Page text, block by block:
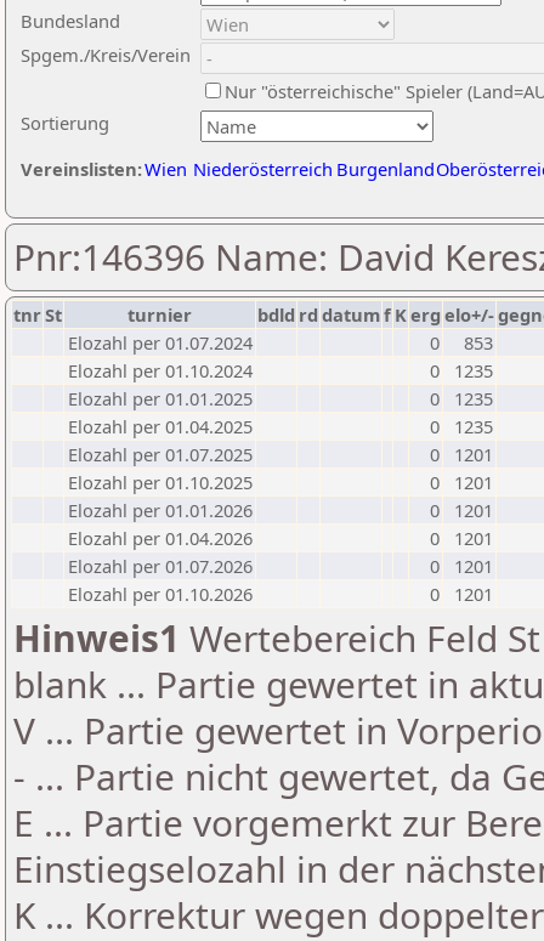
Sortierung
Bundesland
Spgem./Kreis/Verein
Nur "österreichische" Spieler
Vereinslisten:Wien Niederösterreich Burgenland
Pnr:146396 Name: David
tnrSt turnier bdld rd datumf Kerg elo+/-
Elozahl per 01.07.2024
0
853
Elozahl per 01.10.2024
0
1235
Elozahl per 01.01.2025
0
1235
Elozahl per 01.04.2025
0
1235
Elozahl per 01.07.2025
0
1201
Elozahl per 01.10.2025
0
1201
Elozahl per 01.01.2026
0
1201
Elozahl per 01.04.2026
0
1201
Elozahl per 01.07.2026
0
1201
Elozahl per 01.10.2026
0 1201
Hinweis1 Wertebereich Feld
blank ... Partie gewertet in
V ... Partie gewertet in
- ... Partie nicht gewertet, da
E ... Partie vorgemerkt zur
Einstiegselozahl in der
K ... Korrektur wegen